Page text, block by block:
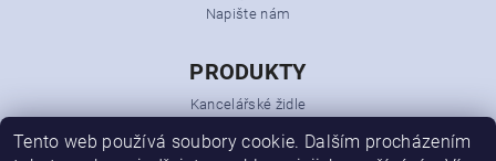
Napište nám
PRODUKTY
Kancelářské židle
Kancelářský nábytek
Tento web používá soubory cookie. Dalším procházením